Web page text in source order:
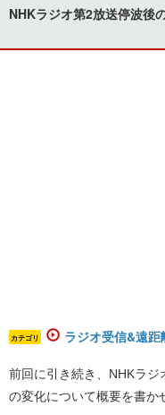
NHKラジオ第2放送停波後
カテゴリ ラジオ受信&遠
前回に引き続き、NHKラ
の変化について概要を書か